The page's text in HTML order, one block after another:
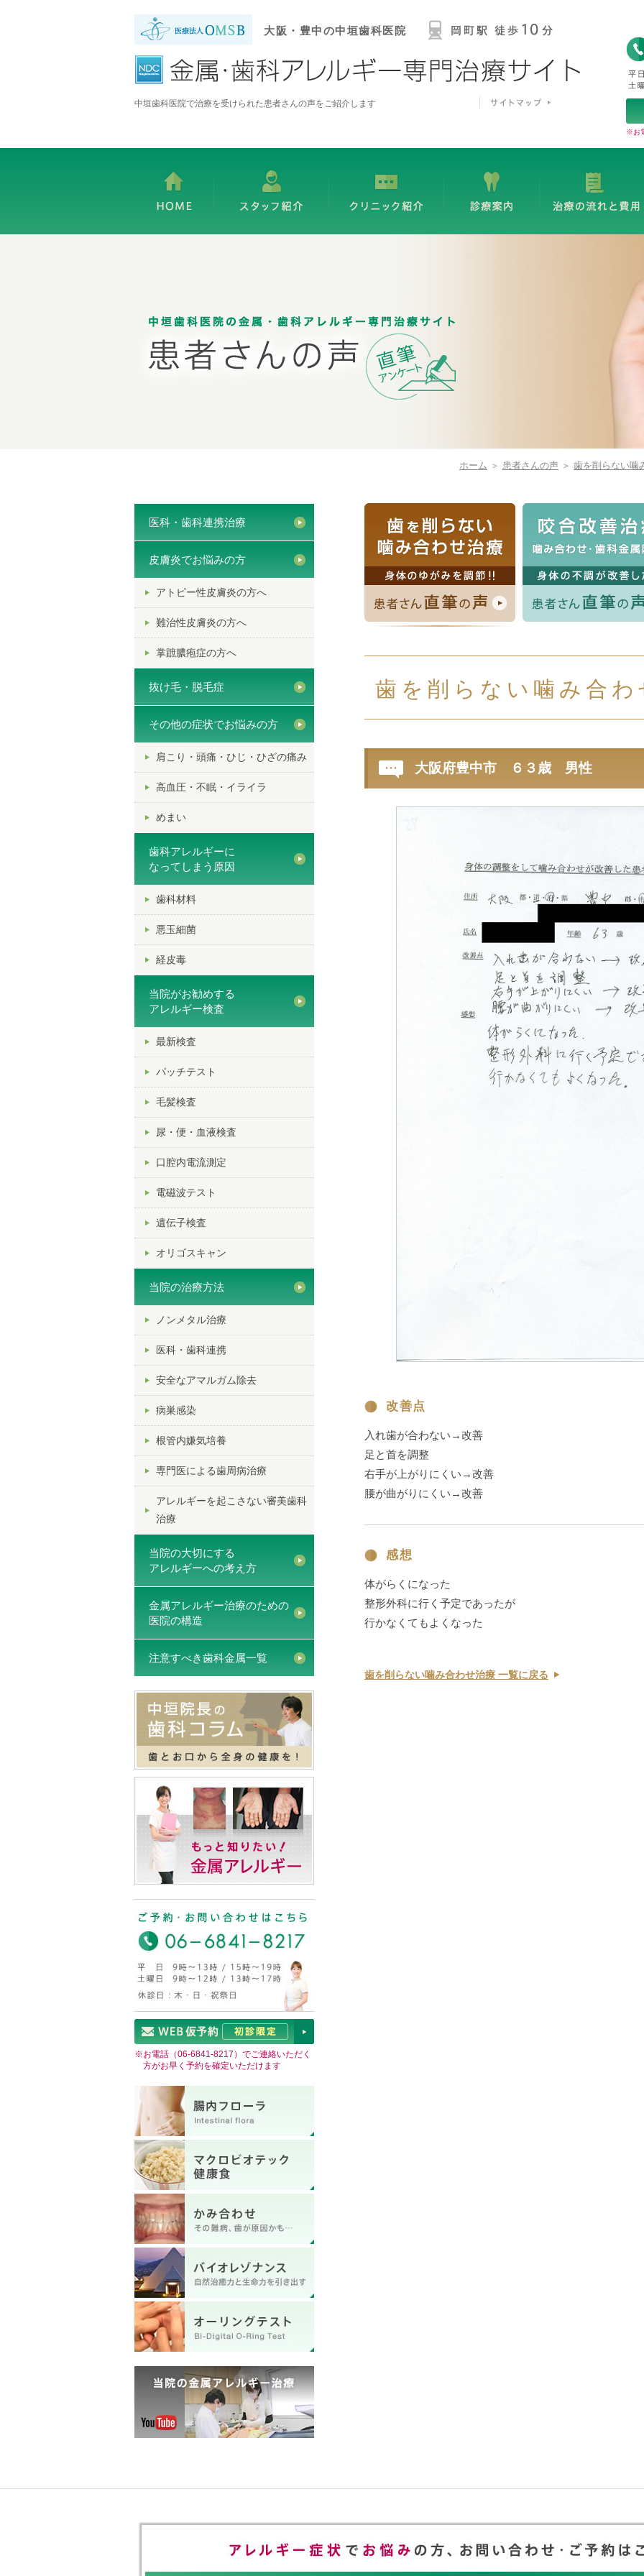
中垣歯科医院で治療を受けられた患者さんの声をご紹介します
大阪・豊中の中垣歯科医院
※お
ホーム ＞ 患者さんの声 ＞ 歯を削らない噛
歯を削らない噛み合わ
大阪府豊中市 ６３歳 男性
改善点
入れ歯が合わない→改善
足と首を調整
右手が上がりにくい→改善
腰が曲がりにくい→改善
感想
体がらくになった
整形外科に行く予定であったが
行かなくてもよくなった
歯を削らない噛み合わせ治療 一覧に戻る
医科・歯科連携治療
皮膚炎でお悩みの方
アトピー性皮膚炎の方へ
難治性皮膚炎の方へ
掌蹠膿疱症の方へ
抜け毛・脱毛症
その他の症状でお悩みの方
肩こり・頭痛・ひじ・ひざの痛み
高血圧・不眠・イライラ
めまい
歯科アレルギーに
なってしまう原因
歯科材料
悪玉細菌
経皮毒
当院がお勧めする
アレルギー検査
最新検査
パッチテスト
毛髪検査
尿・便・血液検査
口腔内電流測定
電磁波テスト
遺伝子検査
オリゴスキャン
当院の治療方法
ノンメタル治療
医科・歯科連携
安全なアマルガム除去
病巣感染
根管内嫌気培養
専門医による歯周病治療
アレルギーを起こさない審美歯科
治療
当院の大切にする
アレルギーへの考え方
金属アレルギー治療のための
医院の構造
注意すべき歯科金属一覧
※お電話（06-6841-8217 ）でご連絡いただく
方がお早く予約を確定いただけます